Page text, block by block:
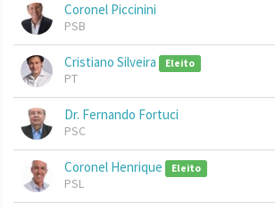
Coronel Piccinini
PSB
Cristiano Silveira Eleito
PT
Dr. Fernando Fortuci
PSC
Coronel Henrique Eleito
PSL